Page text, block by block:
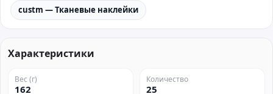
custm — Тканевые наклейки
Характеристики
Вес (г)
162
Количество
25